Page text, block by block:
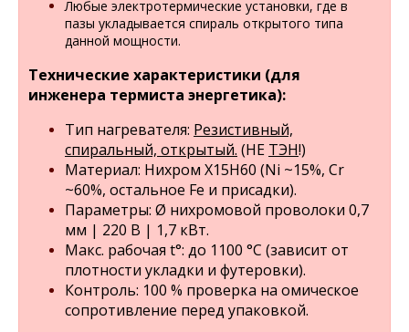
Любые электротермические установки, где в
пазы укладывается спираль открытого типа
данной мощности.
Технические характеристики (для
инженера термиста энергетика):
Тип нагревателя: Резистивный,
спиральный, открытый. (НЕ ТЭН!)
Материал: Нихром Х15Н60 (Ni ~15%, Cr
~60%, остальное Fe и присадки).
Параметры: Ø нихромовой проволоки 0,7
мм | 220 В | 1,7 кВт.
Макс. рабочая t°: до 1100 °C (зависит от
плотности укладки и футеровки).
Контроль: 100 % проверка на омическое
сопротивление перед упаковкой.